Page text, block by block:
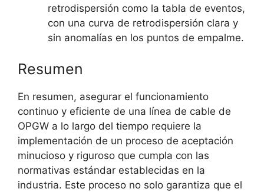
retrodispersión como la tabla de eventos,
con una curva de retrodispersión clara y
sin anomalías en los puntos de empalme.
Resumen
En resumen, asegurar el funcionamiento
continuo y eficiente de una línea de cable de
OPGW a lo largo del tiempo requiere la
implementación de un proceso de aceptación
minucioso y riguroso que cumpla con las
normativas estándar establecidas en la
industria. Este proceso no solo garantiza que el